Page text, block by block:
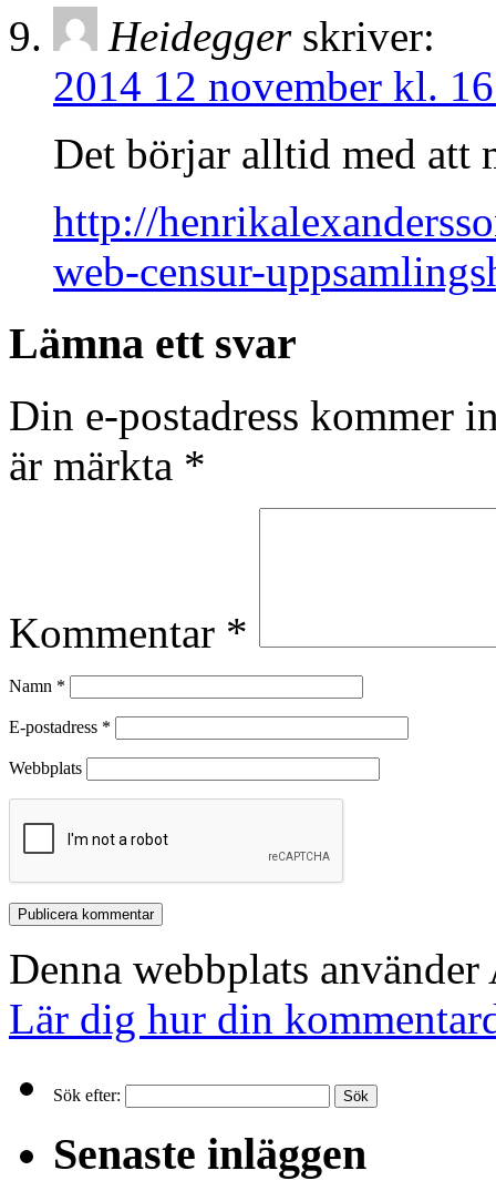
Heidegger skriver:
2014 12 november kl.
Det börjar alltid med att
http://
web-censur-
Lämna ett svar
Din e-postadress kommer
är märkta *
Kommentar *
Namn *
E-postadress *
Webbplats
Denna webbplats
Lär dig hur din
Sök efter:
Senaste inläggen